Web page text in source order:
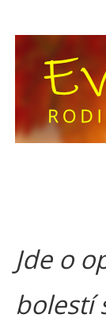
Jde o
bolestí